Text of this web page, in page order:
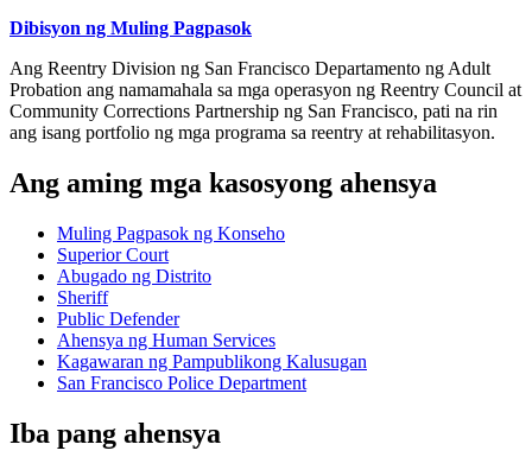
Dibisyon ng Muling Pagpasok
Ang Reentry Division ng San Francisco Departamento ng Adult
Probation ang namamahala sa mga operasyon ng Reentry Council at
Community Corrections Partnership ng San Francisco, pati na rin
ang isang portfolio ng mga programa sa reentry at rehabilitasyon.
Ang aming mga kasosyong ahensya
Muling Pagpasok ng Konseho
Superior Court
Abugado ng Distrito
Sheriff
Public Defender
Ahensya ng Human Services
Kagawaran ng Pampublikong Kalusugan
San Francisco Police Department
Iba pang ahensya